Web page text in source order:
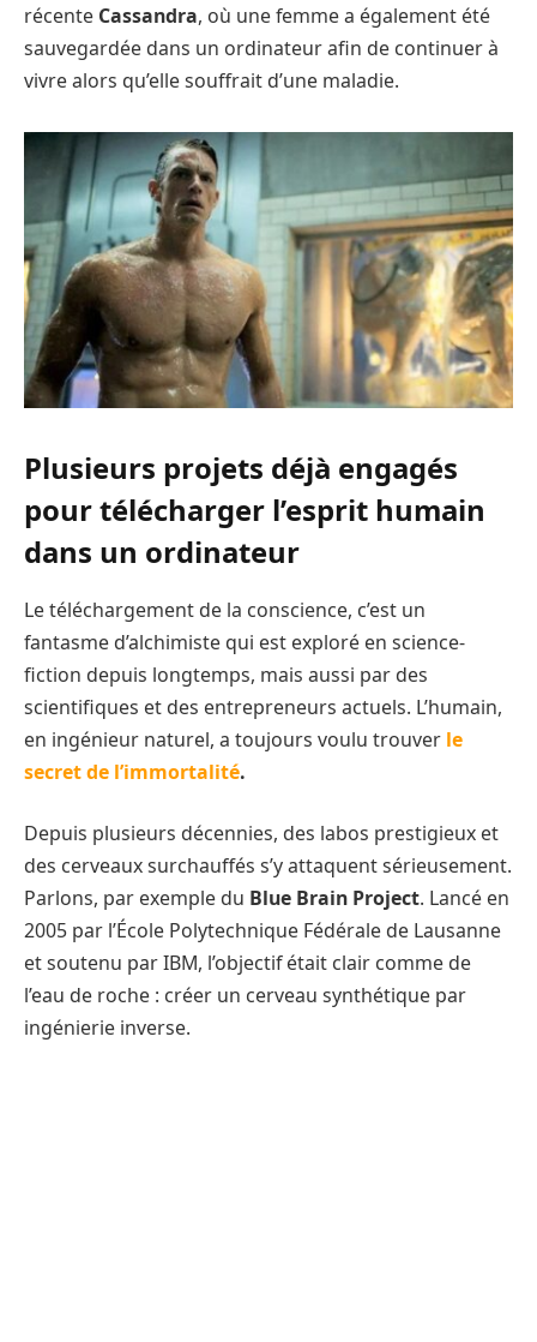
récente Cassandra, où une femme a également été
sauvegardée dans un ordinateur afin de continuer à
vivre alors qu’elle souffrait d’une maladie.
Plusieurs projets déjà engagés
pour télécharger l’esprit humain
dans un ordinateur
Le téléchargement de la conscience, c’est un
fantasme d’alchimiste qui est exploré en science-
fiction depuis longtemps, mais aussi par des
scientifiques et des entrepreneurs actuels. L’humain,
en ingénieur naturel, a toujours voulu trouver le
secret de l’immortalité.
Depuis plusieurs décennies, des labos prestigieux et
des cerveaux surchauffés s’y attaquent sérieusement.
Parlons, par exemple du Blue Brain Project. Lancé en
2005 par l’École Polytechnique Fédérale de Lausanne
et soutenu par IBM, l’objectif était clair comme de
l’eau de roche : créer un cerveau synthétique par
ingénierie inverse.